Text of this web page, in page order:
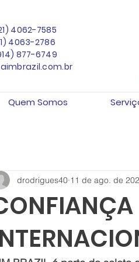
4062-7585
4063-2786
877-6749
Quem Somos
drodrigues40 11 de ago. de